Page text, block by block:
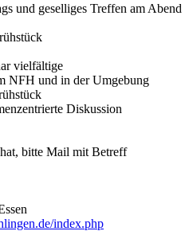
und geselliges Treffen am Abend
vielfältige
NFH und in der Umgebung
Diskussion
bitte Mail mit Betreff
index.php